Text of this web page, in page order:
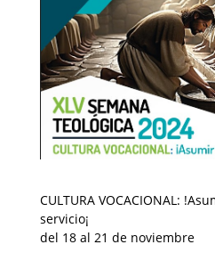
CULTURA VOCACIONAL:
servicio¡
del 18 al 21 de noviembre